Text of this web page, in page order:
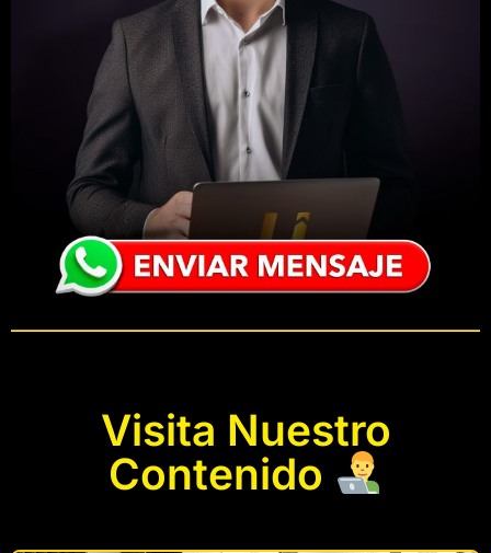
Visita Nuestro
Contenido